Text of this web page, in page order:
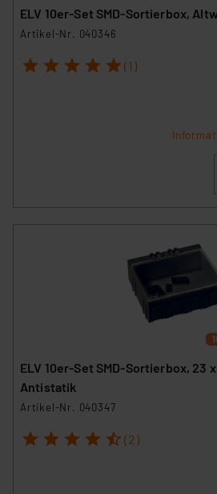
ELV 10er-Set SMD-Sortierbox,
Artikel-Nr. 040346
1 2 3 4 5 (1)
ELV 10er-Set SMD-Sortierbox, 23
Antistatik
Artikel-Nr. 040347
1 2 3 4 5 (2)